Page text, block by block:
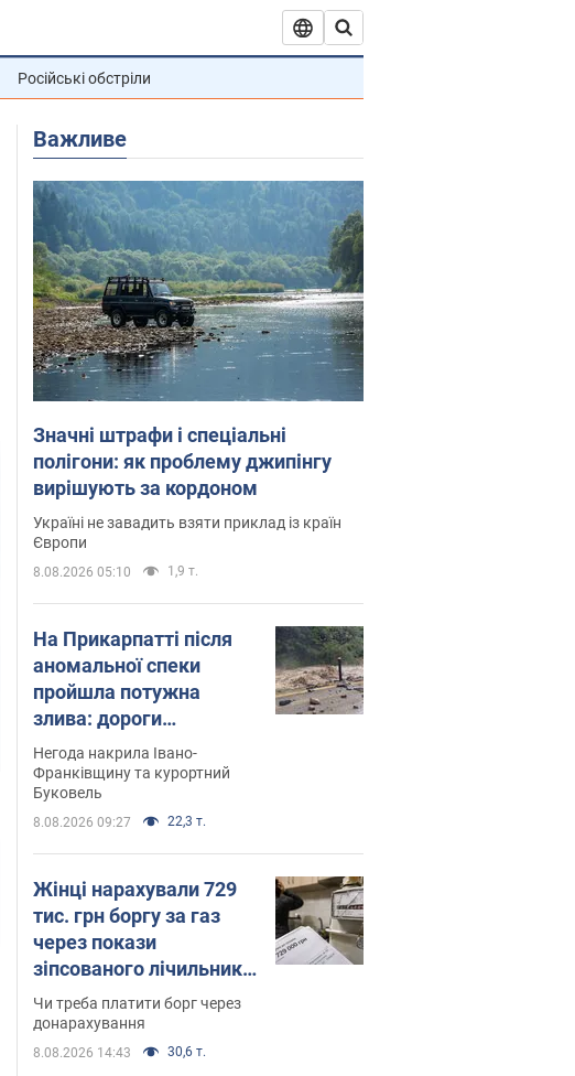
Російські обстріли
Важливе
Значні штрафи і спеціальні
полігони: як проблему джипінгу
вирішують за кордоном
Україні не завадить взяти приклад із країн
Європи
8.08.2026 05:10 1,9 т.
На Прикарпатті після
аномальної спеки
пройшла потужна
злива: дороги
перетворились на
річки. Відео
Негода накрила Івано-
Франківщину та курортний
Буковель
8.08.2026 09:27 22,3 т.
Жінці нарахували 729
тис. грн боргу за газ
через покази
зіпсованого лічильника:
суддя ухвалив
неочікуване рішення
Чи треба платити борг через
донарахування
8.08.2026 14:43 30,6 т.